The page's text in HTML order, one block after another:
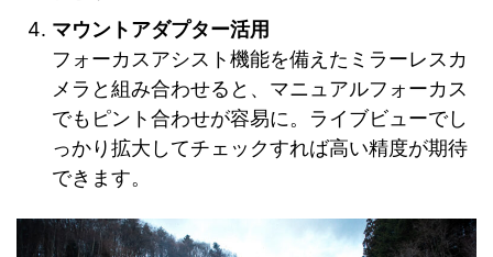
マウントアダプター活用
フォーカスアシスト機能を備えたミラーレスカ
メラと組み合わせると、マニュアルフォーカス
でもピント合わせが容易に。ライブビューでし
っかり拡大してチェックすれば高い精度が期待
できます。